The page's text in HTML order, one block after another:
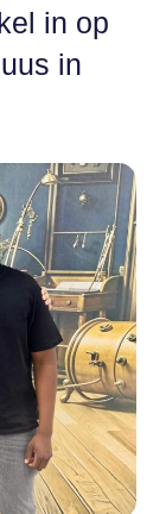
in op
in